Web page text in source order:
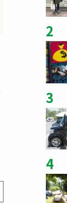
2
3
4